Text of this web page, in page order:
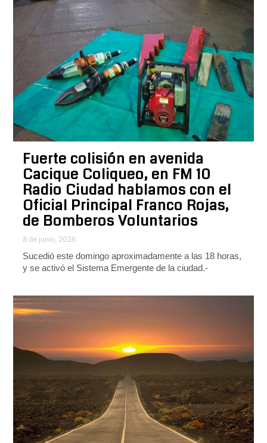
Fuerte colisión en avenida
Cacique Coliqueo, en FM 10
Radio Ciudad hablamos con el
Oficial Principal Franco Rojas,
de Bomberos Voluntarios
8 de junio, 2026
Sucedió este domingo aproximadamente a las 18 horas,
y se activó el Sistema Emergente de la ciudad.-